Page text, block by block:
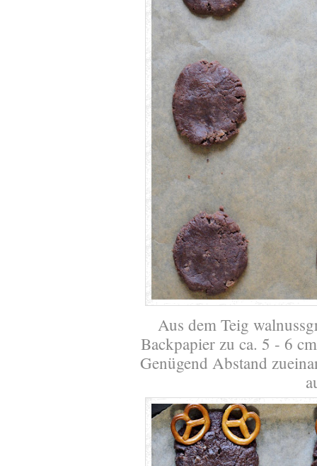
Aus dem Teig
Backpapier zu ca. 5 - 6
Genügend Abstand